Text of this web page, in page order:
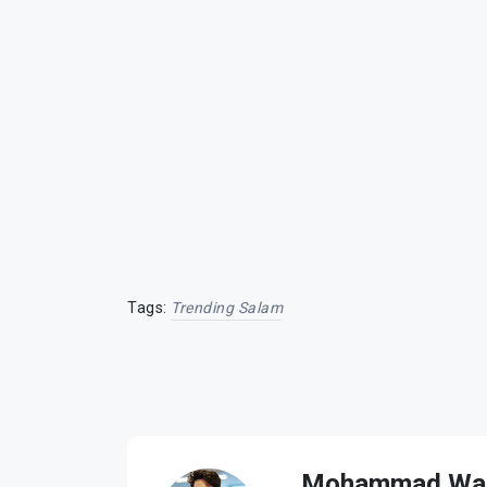
Tags: Trending Salam